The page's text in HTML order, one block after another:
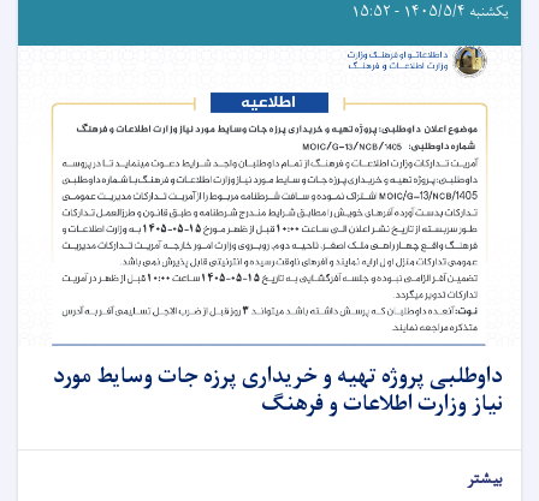
یکشنبه ۱۴۰۵/۵/۴ - ۱۵:۵۲
داوطلبی پروژه تهیه و خریداری پرزه جات وسایط مورد
نیاز وزارت اطلاعات و فرهنگ
بیشتر